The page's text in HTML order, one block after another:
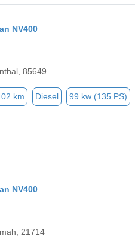
NV400
85649
km Diesel 99 kw (135 PS)
NV400
21714